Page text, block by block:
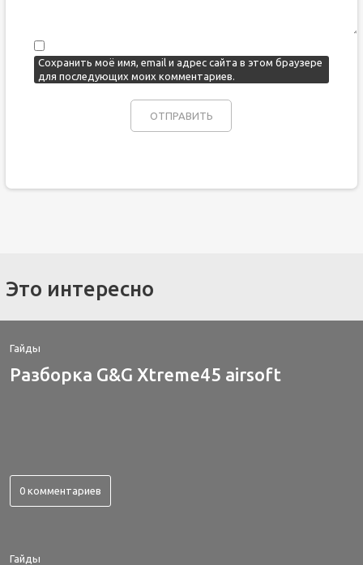
Сохранить моё имя, email и адрес сайта в этом браузере
для последующих моих комментариев.
Это интересно
Гайды
Разборка G&G Xtreme45 airsoft
0 комментариев
Гайды